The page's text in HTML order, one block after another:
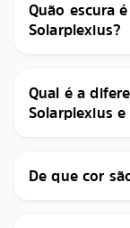
Quão escura
Solarplexius?
Qual é a
Solarplexius
De que cor